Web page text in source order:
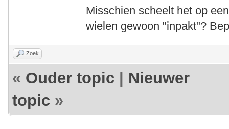
Misschien scheelt het op
wielen gewoon "inpakt"?
Zoek
« Ouder topic
Nieuwer
topic »